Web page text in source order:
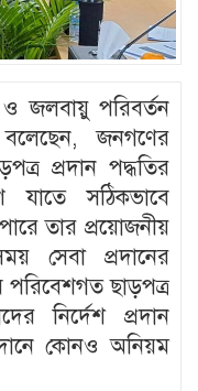
ও জলবায়ু পরিবর্তন
জনগণের
প্রদান পদ্ধতির
সঠিকভাবে
তার প্রয়োজনীয়
সেবা প্রদানের
পরিবেশগত ছাড়পত্র
নির্দেশ প্রদান
কোনও অনিয়ম